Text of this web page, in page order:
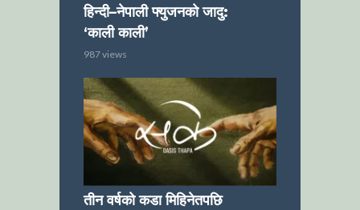
हिन्दी–नेपाली फ्युजनको जादु:
‘काली काली’
987 views
तीन वर्षको कडा मिहिनेतपछि